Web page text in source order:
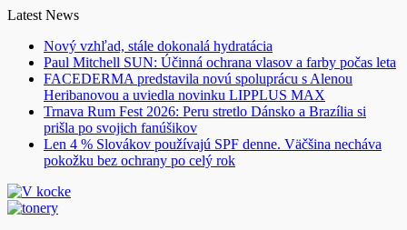
Skip
content
Latest News
Nový vzhľad, stále dokonalá hydratácia
Paul Mitchell SUN: Účinná ochrana vlasov a farby počas leta
FACEDERMA predstavila novú spoluprácu s Alenou
Heribanovou a uviedla novinku LIPPLUS MAX
Trnava Rum Fest 2026: Peru stretlo Dánsko a Brazília si
prišla po svojich fanúšikov
Len 4 % Slovákov používajú SPF denne. Väčšina necháva
pokožku bez ochrany po celý rok